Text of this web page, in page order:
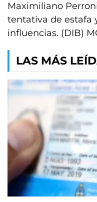
Maximiliano
tentativa de estafa
influencias. (DIB)
LAS MÁS